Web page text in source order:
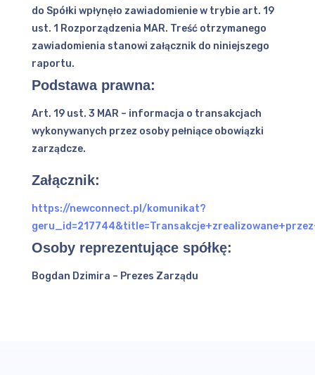
do Spółki wpłynęło zawiadomienie w trybie art. 19
ust. 1 Rozporządzenia MAR. Treść otrzymanego
zawiadomienia stanowi załącznik do niniejszego
raportu.
Podstawa prawna:
Art. 19 ust. 3 MAR – informacja o transakcjach
wykonywanych przez osoby pełniące obowiązki
zarządcze.
Załącznik:
https://newconnect.pl/komunikat?
Osoby reprezentujące spółkę:
Bogdan Dzimira – Prezes Zarządu